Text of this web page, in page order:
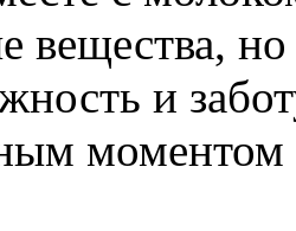
вещества,
и
моментом